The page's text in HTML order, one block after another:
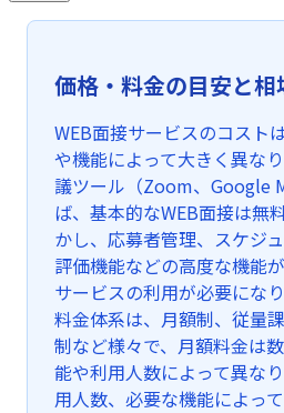
価格・料金の目安と相
WEB面接サービスのコスト
や機能によって大きく異な
議ツール（Zoom、Google
ば、基本的なWEB面接は無
かし、応募者管理、スケジ
評価機能などの高度な機能
サービスの利用が必要にな
料金体系は、月額制、従量
制など様々で、月額料金は
能や利用人数によって異な
用人数、必要な機能によっ